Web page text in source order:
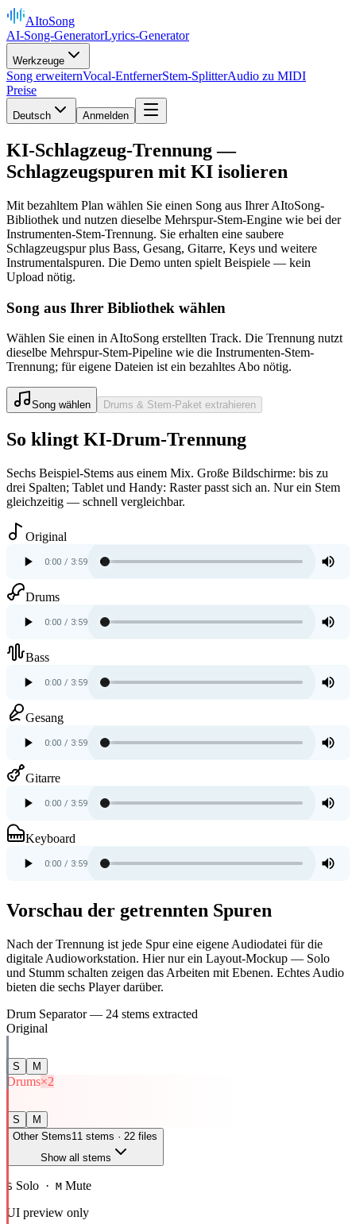
AItoSong
AI-Song-GeneratorLyrics-Generator
Werkzeuge
Song erweiternVocal-EntfernerStem-SplitterAudio zu MIDI
Preise
Deutsch Anmelden
KI-Schlagzeug-Trennung —
Schlagzeugspuren mit KI isolieren
Mit bezahltem Plan wählen Sie einen Song aus Ihrer AItoSong-
Bibliothek und nutzen dieselbe Mehrspur-Stem-Engine wie bei der
Instrumenten-Stem-Trennung. Sie erhalten eine saubere
Schlagzeugspur plus Bass, Gesang, Gitarre, Keys und weitere
Instrumentalspuren. Die Demo unten spielt Beispiele — kein
Upload nötig.
Song aus Ihrer Bibliothek wählen
Wählen Sie einen in AItoSong erstellten Track. Die Trennung nutzt
dieselbe Mehrspur-Stem-Pipeline wie die Instrumenten-Stem-
Trennung; für eigene Dateien ist ein bezahltes Abo nötig.
Song wählen Drums & Stem-Paket extrahieren
So klingt KI-Drum-Trennung
Sechs Beispiel-Stems aus einem Mix. Große Bildschirme: bis zu
drei Spalten; Tablet und Handy: Raster passt sich an. Nur ein Stem
gleichzeitig — schnell vergleichbar.
Original
Drums
Bass
Gesang
Gitarre
Keyboard
Vorschau der getrennten Spuren
Nach der Trennung ist jede Spur eine eigene Audiodatei für die
digitale Audioworkstation. Hier nur ein Layout-Mockup — Solo
und Stumm schalten zeigen das Arbeiten mit Ebenen. Echtes Audio
bieten die sechs Player darüber.
Drum Separator — 24 stems extracted
Original
S M
Drums×2
S
M
Other Stems11 stems · 22 files
Show all stems
Bass×2
S Solo · M Mute
UI preview only